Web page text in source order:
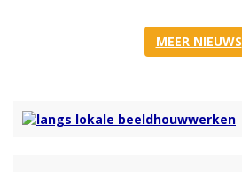
MEER NIEUWS